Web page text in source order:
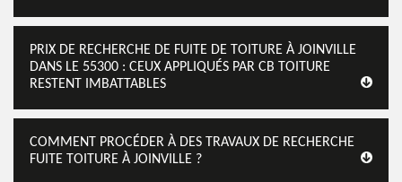
PRIX DE RECHERCHE DE FUITE DE TOITURE À JOINVILLE
DANS LE 55300 : CEUX APPLIQUÉS PAR CB TOITURE
RESTENT IMBATTABLES
COMMENT PROCÉDER À DES TRAVAUX DE RECHERCHE
FUITE TOITURE À JOINVILLE ?